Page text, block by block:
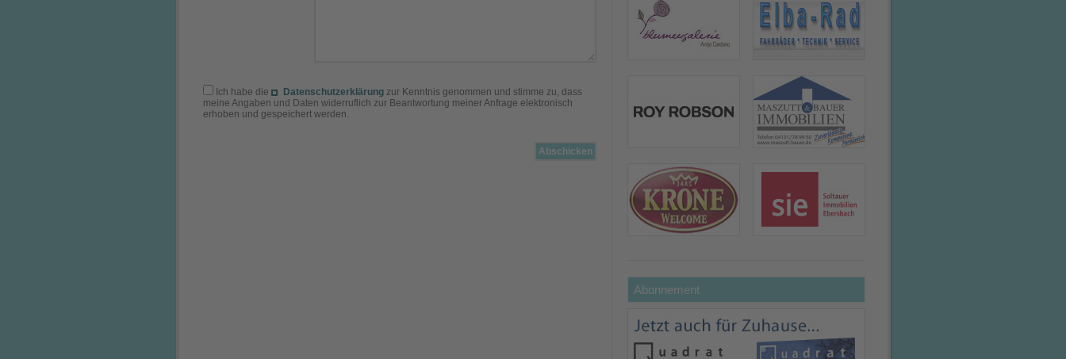
Ich habe die Datenschutzerklärungzur Kenntnis genommen und stimme zu, dass
meine Angaben und Daten widerruflich zur Beantwortung meiner Anfrage elektronisch
erhoben und gespeichert werden.
Abonnement